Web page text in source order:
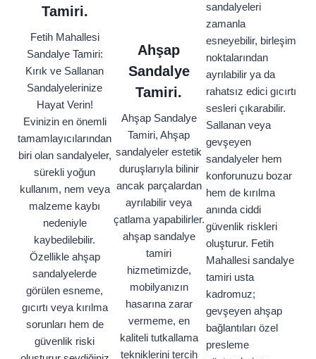
Tamiri.
Fetih Mahallesi
Sandalye Tamiri:
Kırık ve Sallanan
Sandalyelerinize
Hayat Verin!
Evinizin en önemli
tamamlayıcılarından
biri olan sandalyeler,
sürekli yoğun
kullanım, nem veya
malzeme kaybı
nedeniyle
kaybedilebilir.
Özellikle ahşap
sandalyelerde
görülen esneme,
gıcırtı veya kırılma
sorunları hem de
güvenlik riski
Ahşap
Sandalye
Tamiri.
Ahşap Sandalye
Tamiri, Ahşap
sandalyeler estetik
duruşlarıyla bilinir
ancak parçalardan
ayrılabilir veya
çatlama yapabilirler.
ahşap sandalye
tamiri
hizmetimizde,
mobilyanızın
hasarına zarar
vermeme, en
kaliteli tutkallama
tekniklerini tercih
sandalyeleri
zamanla
esneyebilir, birleşim
noktalarından
ayrılabilir ya da
rahatsız edici gıcırtı
sesleri çıkarabilir.
Sallanan veya
gevşeyen
sandalyeler hem
konforunuzu bozar
hem de kırılma
anında ciddi
güvenlik riskleri
oluşturur. Fetih
Mahallesi sandalye
tamiri usta
kadromuz;
gevşeyen ahşap
bağlantıları özel
presleme